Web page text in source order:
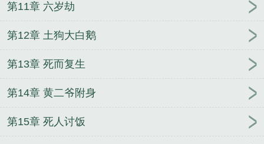
第11章 六岁劫
第12章 土狗大白鹅
第13章 死而复生
第14章 黄二爷附身
第15章 死人讨饭